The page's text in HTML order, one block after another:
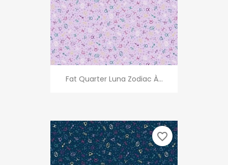
Fat Quarter Luna Zodiac À...
favorite_border